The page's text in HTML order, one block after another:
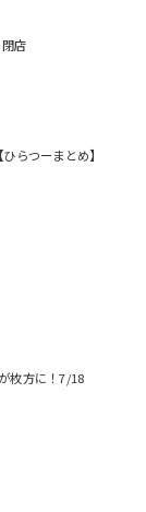
店
らつーまとめ】
枚方に！7/18